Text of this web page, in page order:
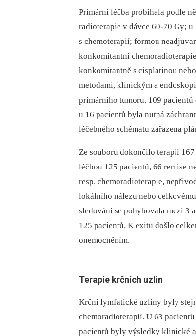
Primární léčba probíhala podle
radioterapie v dávce 60-70 Gy; u
s chemoterapií; formou
konkomitantní
konkomitantně s cisplatinou
metodami, klinickým a
primárního tumoru. 109
u 16 pacientů byla nutná
léčebného schématu zařazena
Ze souboru dokončilo terapii
léčbou 125 pacientů, 66 remise
resp. chemoradioterapie,
lokálního nálezu nebo
sledování se pohybovala mezi 3
125 pacientů. K exitu došlo
onemocněním.
Terapie krčních uzlin
Krční lymfatické uzliny byly
chemoradioterapií. U 63
pacientů byly výsledky klinické